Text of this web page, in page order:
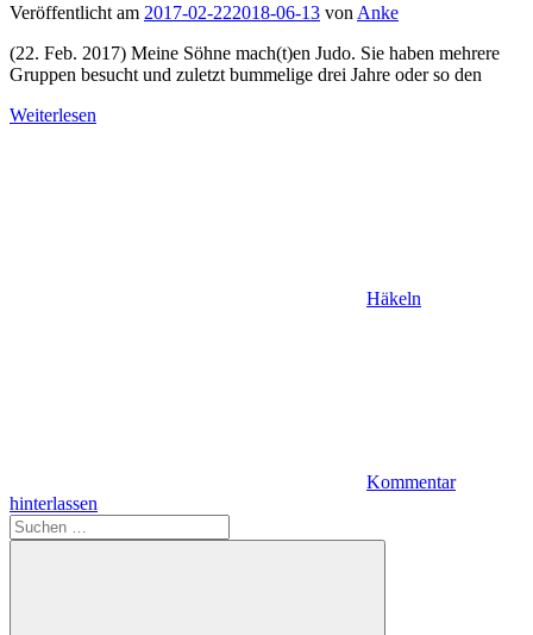
Veröffentlicht am 2017-02-222018-06-13 von Anke
(22. Feb. 2017) Meine Söhne mach(t)en Judo. Sie haben mehrere
Gruppen besucht und zuletzt bummelige drei Jahre oder so den
Weiterlesen
Häkeln
Kommentar
hinterlassen
Suchen
nach: